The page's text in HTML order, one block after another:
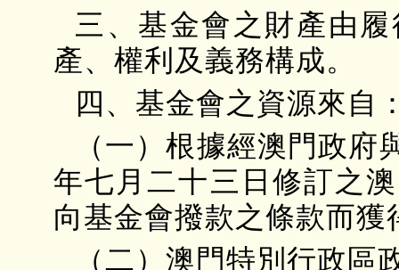
三、基金會之財產由
產、權利及義務構成。
四、基金會之資源來自
（一）根據經澳門政
年七月二十三日修訂之
向基金會撥款之條款而獲
（二）澳門特別行政區